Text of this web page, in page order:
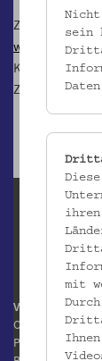
Zur
Mostothek
Kontakt:
Zudem findet
Otto Wagner
Pavillon 1
sein
mit